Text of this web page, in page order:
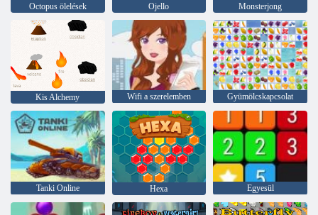
Octopus ölelések Ojello Monsterjong
Kis Alchemy Wifi a szerelemben Gyümölcskapcsolat
Tanki Online Hexa Egyesül